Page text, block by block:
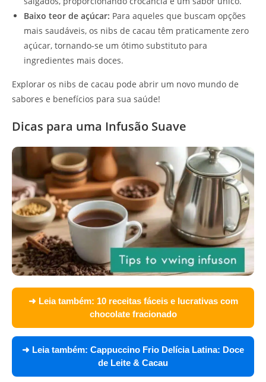
Baixo teor de açúcar: Para aqueles que buscam opções
mais saudáveis, os nibs de cacau têm praticamente zero
açúcar, tornando-se um ótimo substituto para
ingredientes mais doces.
Explorar os nibs de cacau pode abrir um novo mundo de
sabores e benefícios para sua saúde!
Dicas para uma Infusão Suave
➜ Leia também: 10 receitas fáceis e lucrativas com
chocolate fracionado
➜ Leia também: Cappuccino Frio Delícia Latina: Doce
de Leite & Cacau